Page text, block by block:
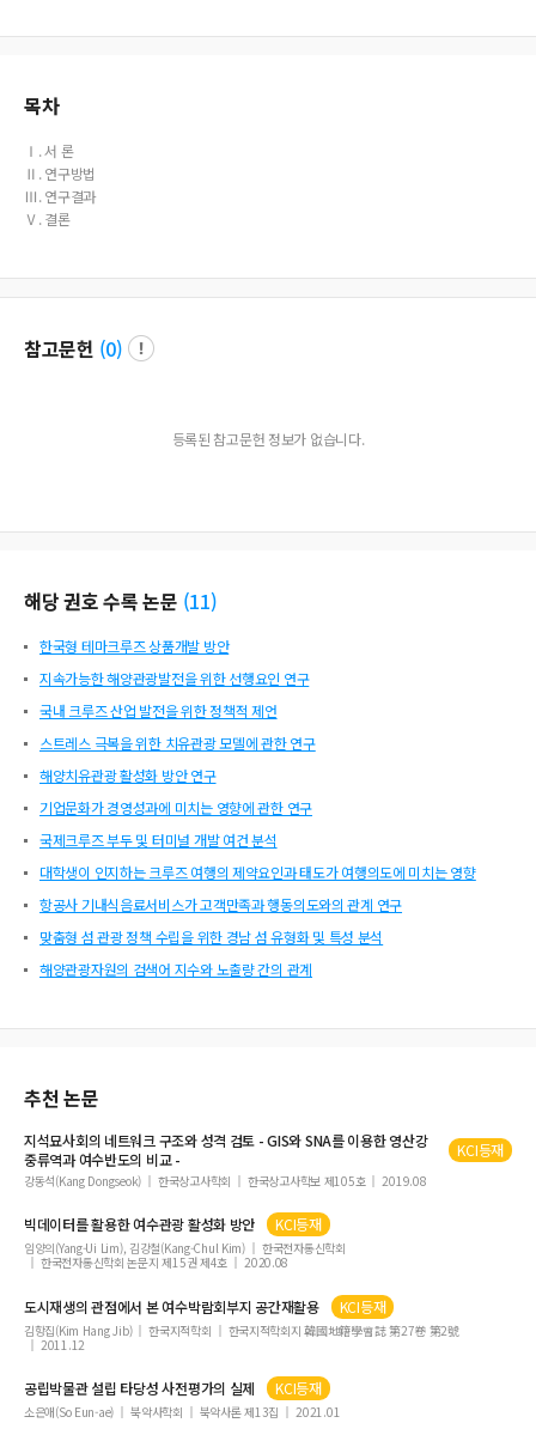
e basis of this, this study suggested a promotion strategy of marine tourism cit
목차
Ⅰ. 서 론
Ⅱ. 연구방법
Ⅲ. 연구결과
Ⅴ. 결론
참고문헌 (0)
등록된 참고문헌 정보가 없습니다.
해당 권호 수록 논문 (11)
한국형 테마크루즈 상품개발 방안
지속가능한 해양관광발전을 위한 선행요인 연구
국내 크루즈 산업 발전을 위한 정책적 제언
스트레스 극복을 위한 치유관광 모델에 관한 연구
해양치유관광 활성화 방안 연구
기업문화가 경영성과에 미치는 영향에 관한 연구
국제크루즈 부두 및 터미널 개발 여건 분석
대학생이 인지하는 크루즈 여행의 제약요인과 태도가 여행의도에 미치는 영향
항공사 기내식음료서비스가 고객만족과 행동의도와의 관계 연구
맞춤형 섬 관광 정책 수립을 위한 경남 섬 유형화 및 특성 분석
해양관광자원의 검색어 지수와 노출량 간의 관계
추천 논문
지석묘사회의 네트워크 구조와 성격 검토 - GIS와 SNA를 이용한 영산강
중류역과여수반도의 비교 - KCI등재
강동석(Kang Dongseok) 한국상고사학회 한국상고사학보 제105호 2019.08
빅데이터를 활용한여수관광 활성화 방안 KCI등재
임양의(Yang-Ui Lim), 김강철(Kang-Chul Kim)
한국전자통신학회
한국전자통신학회 논문지 제15권 제4호
2020.08
도시재생의 관점에서 본여수박람회부지 공간재활용 KCI등재
김항집(Kim Hang Jib) 한국지적학회
한국지적학회지 韓國地籍學會誌 第27卷 第2號
2011.12
공립박물관 설립 타당성 사전평가의 실제 KCI등재
소은애(So Eun-ae) 북악사학회 북악사론 제13집 2021.01